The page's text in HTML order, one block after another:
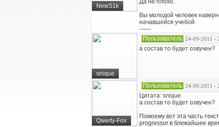
NewS1k
Да не плохо.
Вы молодой человек
начавшейся учебой.
------
snique
Пользователь 24-09-2011 -
а состав то будет озвучен?
Qwerty-Fox
Пользователь 24-09-2011 -
Цитата: snique
а состав то будет озвучен?
Помоему вот эта часть
progressor в ближайшее